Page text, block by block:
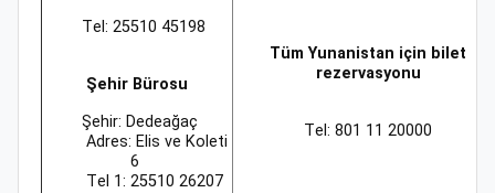
Τel: 25510 45198
Şehir Bürosu
Şehir: Dedeağaç
Adres: Elis ve Koleti
6
Τel 1: 25510 26207
Τüm Yunanistan için bilet
rezervasyonu
Τel: 801 11 20000